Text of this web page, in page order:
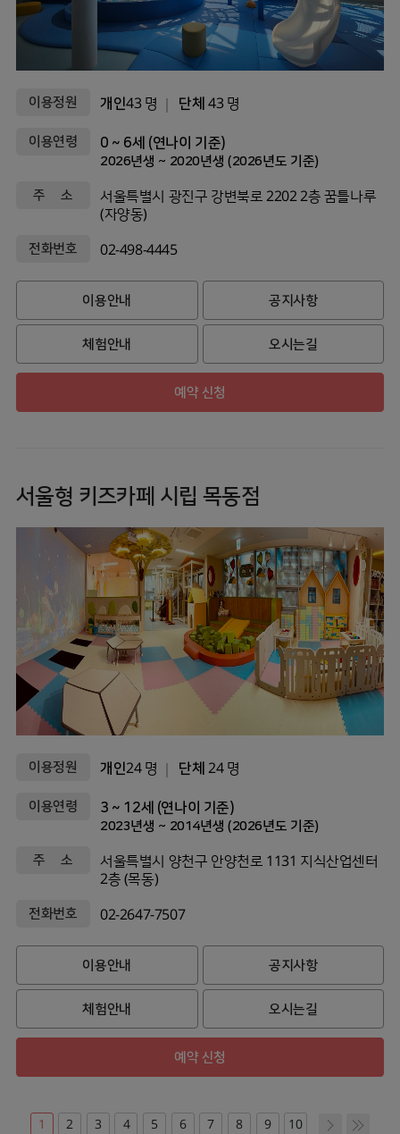
이용정원 개인43 명 단체 43 명
이용연령 0 ~ 6세 (연나이 기준)
2026년생 ~ 2020년생 (2026년도 기준)
주 소
서울특별시 광진구 강변북로 2202 2층 꿈틀나루
(자양동)
전화번호 02-498-4445
이용안내 공지사항
체험안내 오시는길
예약 신청
서울형 키즈카페 시립 목동점
이용정원 개인24 명 단체 24 명
이용연령 3 ~ 12세 (연나이 기준)
2023년생 ~ 2014년생 (2026년도 기준)
주 소
서울특별시 양천구 안양천로 1131 지식산업센터
2층 (목동)
전화번호 02-2647-7507
이용안내 공지사항
체험안내 오시는길
예약 신청
1 2 3 4 5 6 7 8 9 10